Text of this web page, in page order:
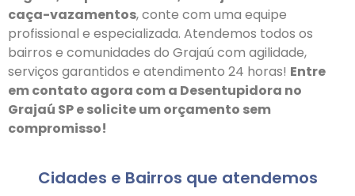
caça-vazamentos, conte com uma equipe
profissional e especializada. Atendemos todos os
bairros e comunidades do Grajaú com agilidade,
serviços garantidos e atendimento 24 horas! Entre
em contato agora com a Desentupidora no
Grajaú SP e solicite um orçamento sem
compromisso!
Cidades e Bairros que atendemos